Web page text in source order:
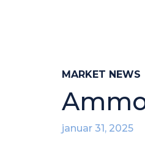
MARKET NEWS
januar 31, 2025